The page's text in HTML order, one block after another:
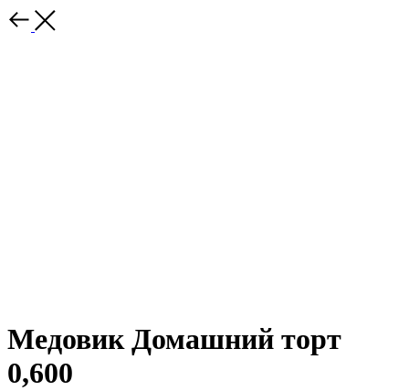
Медовик Домашний торт
0,600